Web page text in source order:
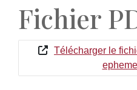
Fichier
Télécharger le